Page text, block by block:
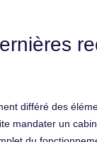
différé des
mandater un